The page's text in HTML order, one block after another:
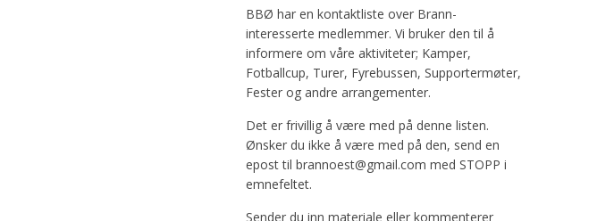
BBØ har en kontaktliste over Brann-
interesserte medlemmer. Vi bruker den til å
informere om våre aktiviteter; Kamper,
Fotballcup, Turer, Fyrebussen, Supportermøter,
Fester og andre arrangementer.
Det er frivillig å være med på denne listen.
Ønsker du ikke å være med på den, send en
epost til brannoest@gmail.com med STOPP i
emnefeltet.
Sender du inn materiale eller kommenterer